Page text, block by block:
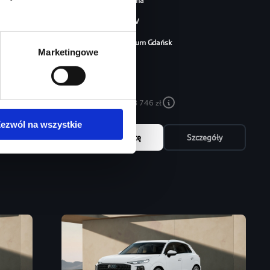
Marketingowe
na wszystkie
SUV
Audi Centrum Gdańsk
254 460 zł
213 746 zł
Najniższa cena:213 746 zł
Zapytaj o ofertę Szczegóły